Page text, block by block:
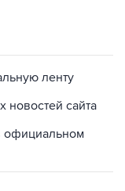
ленту
новостей сайта
официальном